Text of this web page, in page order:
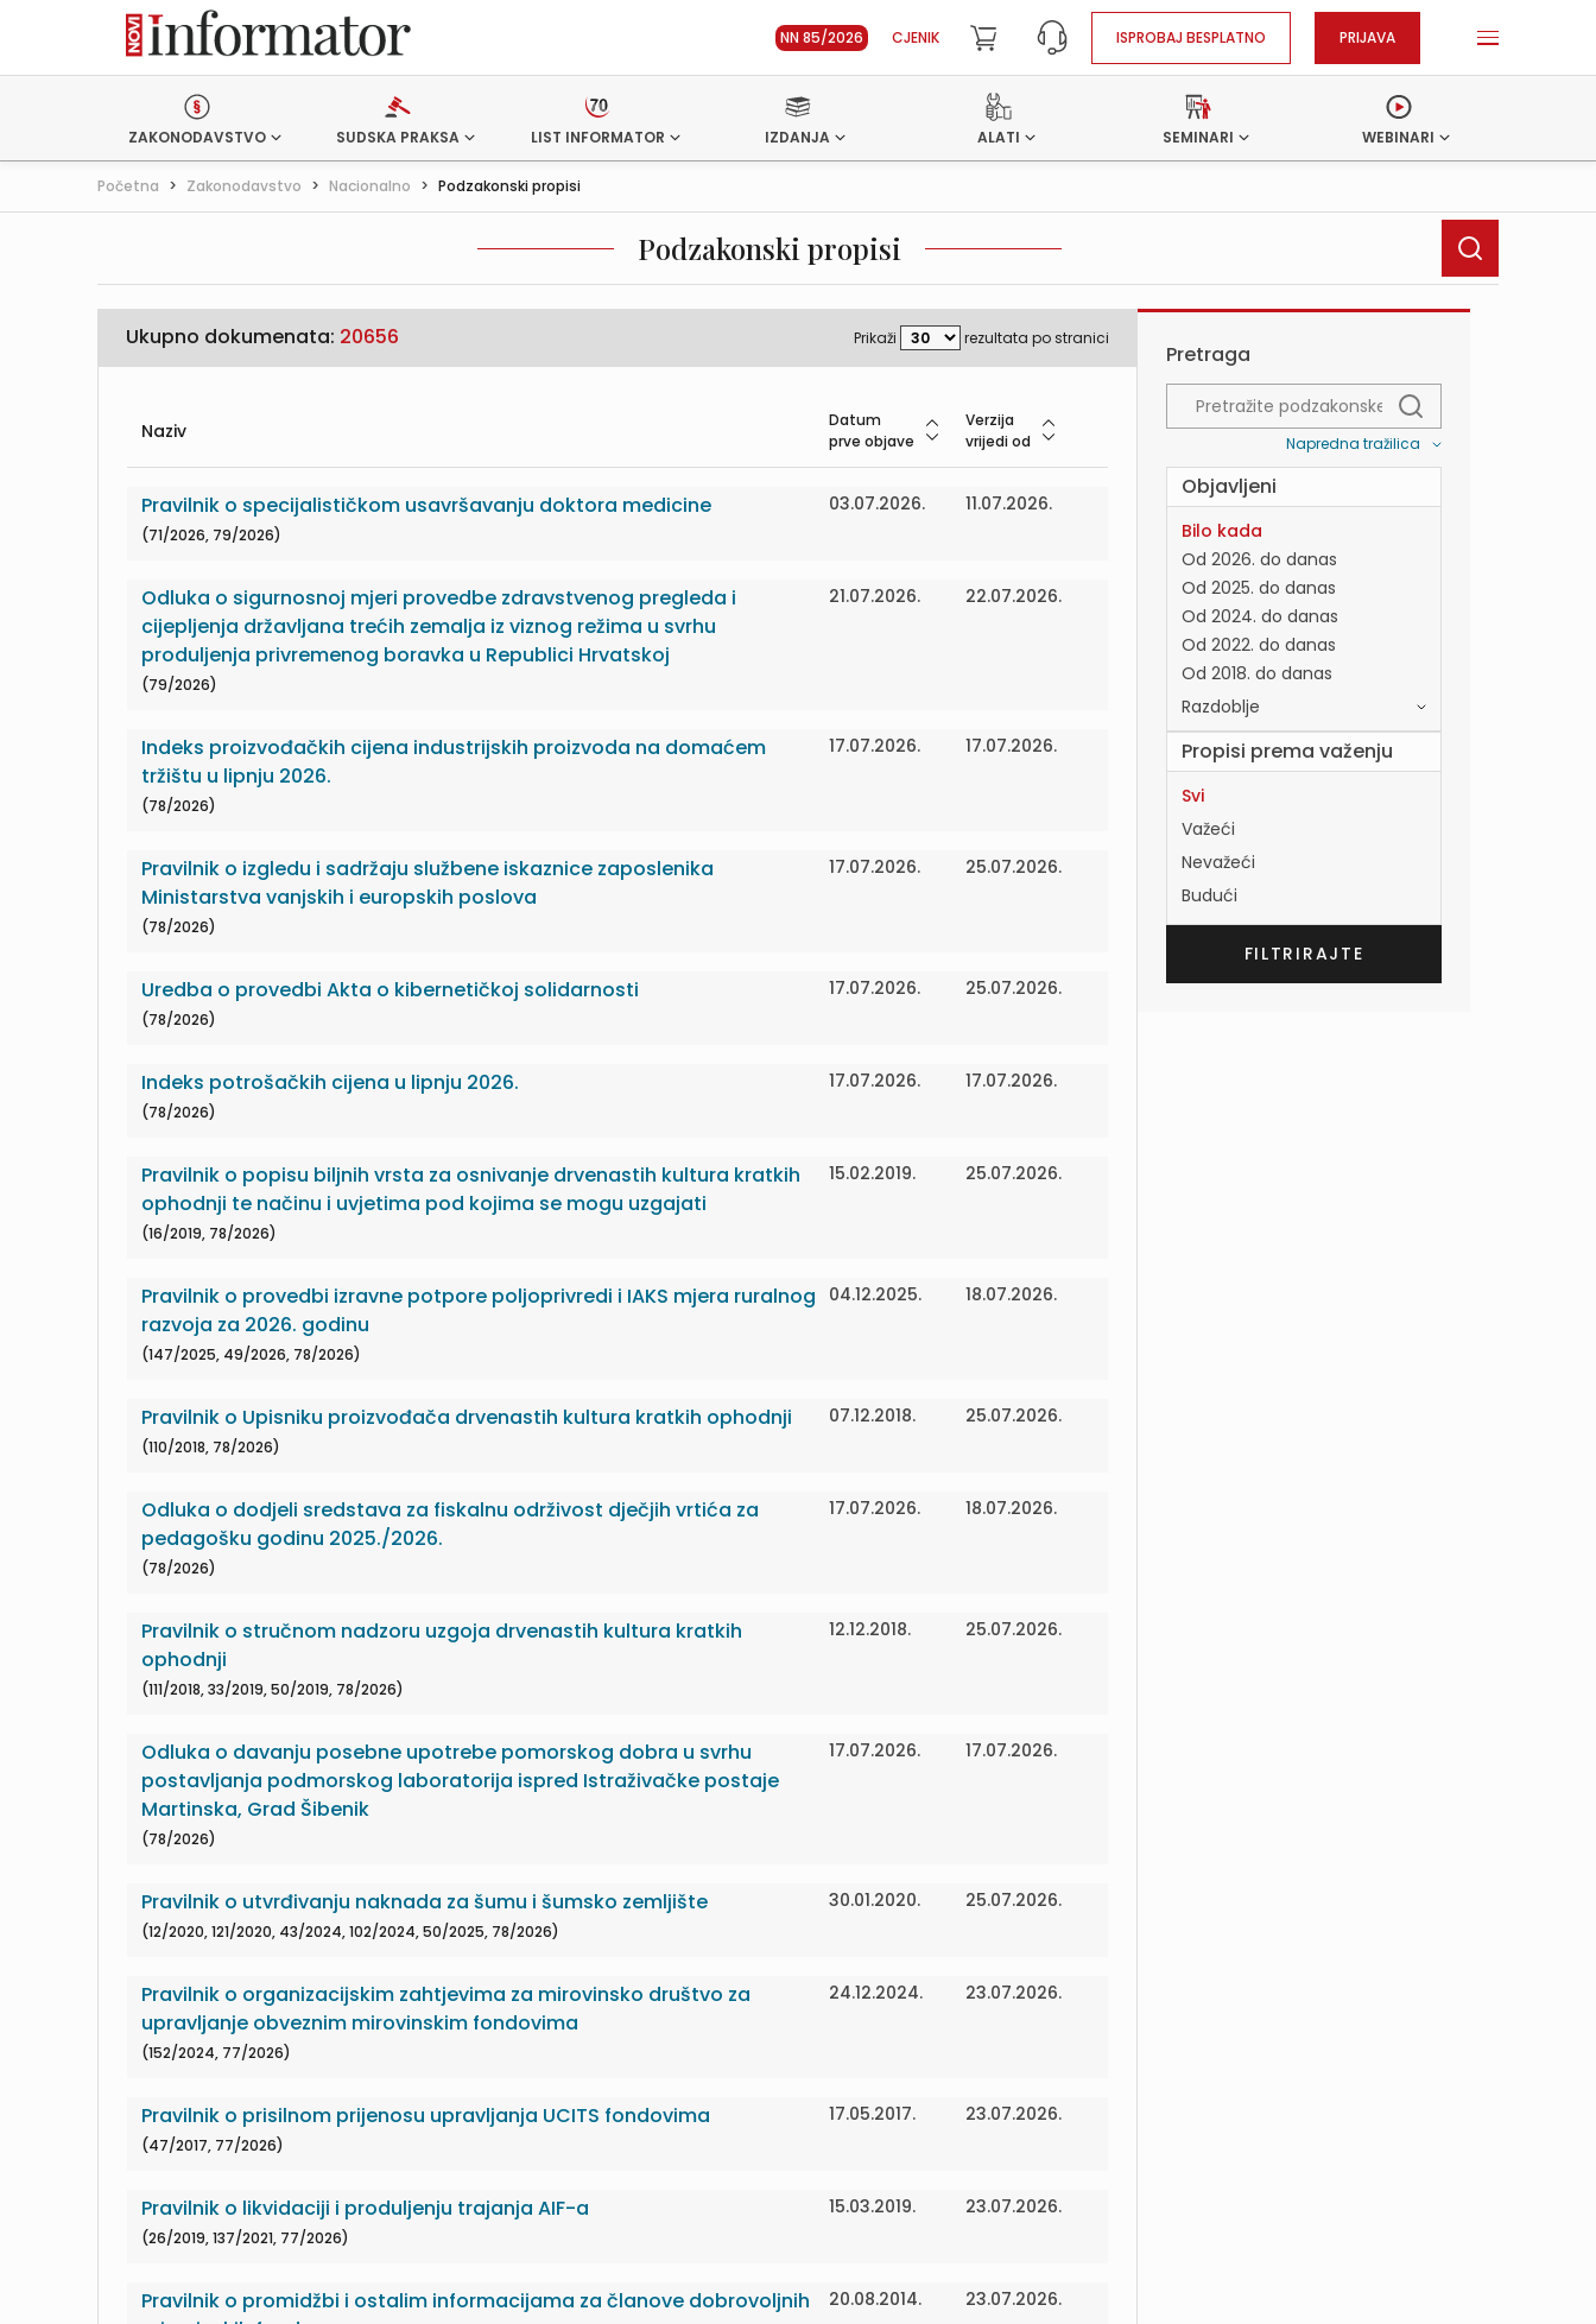
NN 85/2026 CJENIK ISPROBAJ BESPLATNO PRIJAVA
ZAKONODAVSTVO SUDSKA PRAKSA LIST INFORMATOR IZDANJA ALATI SEMINARI WEBINARI
Početna > Zakonodavstvo > Nacionalno > Podzakonski propisi
Podzakonski propisi
Ukupno dokumenata: 20656 Prikaži rezultata po stranici
Naziv
Datum
prve objave
Verzija
vrijedi od
Pravilnik o specijalističkom usavršavanju doktora medicine
(71/2026, 79/2026)
03.07.2026. 11.07.2026.
Odluka o sigurnosnoj mjeri provedbe zdravstvenog pregleda i
cijepljenja državljana trećih zemalja iz viznog režima u svrhu
produljenja privremenog boravka u Republici Hrvatskoj
(79/2026)
21.07.2026. 22.07.2026.
Indeks proizvođačkih cijena industrijskih proizvoda na domaćem
tržištu u lipnju 2026.
(78/2026)
17.07.2026. 17.07.2026.
Pravilnik o izgledu i sadržaju službene iskaznice zaposlenika
Ministarstva vanjskih i europskih poslova
(78/2026)
17.07.2026. 25.07.2026.
Uredba o provedbi Akta o kibernetičkoj solidarnosti
(78/2026)
17.07.2026. 25.07.2026.
Indeks potrošačkih cijena u lipnju 2026.
(78/2026)
17.07.2026. 17.07.2026.
Pravilnik o popisu biljnih vrsta za osnivanje drvenastih kultura kratkih
ophodnji te načinu i uvjetima pod kojima se mogu uzgajati
(16/2019, 78/2026)
15.02.2019. 25.07.2026.
Pravilnik o provedbi izravne potpore poljoprivredi i IAKS mjera ruralnog
razvoja za 2026. godinu
(147/2025, 49/2026, 78/2026)
04.12.2025. 18.07.2026.
Pravilnik o Upisniku proizvođača drvenastih kultura kratkih ophodnji
(110/2018, 78/2026)
07.12.2018. 25.07.2026.
Odluka o dodjeli sredstava za fiskalnu održivost dječjih vrtića za
pedagošku godinu 2025./2026.
(78/2026)
17.07.2026. 18.07.2026.
Pravilnik o stručnom nadzoru uzgoja drvenastih kultura kratkih
ophodnji
(111/2018, 33/2019, 50/2019, 78/2026)
12.12.2018. 25.07.2026.
Odluka o davanju posebne upotrebe pomorskog dobra u svrhu
postavljanja podmorskog laboratorija ispred Istraživačke postaje
Martinska, Grad Šibenik
(78/2026)
17.07.2026. 17.07.2026.
Pravilnik o utvrđivanju naknada za šumu i šumsko zemljište
(12/2020, 121/2020, 43/2024, 102/2024, 50/2025, 78/2026)
30.01.2020. 25.07.2026.
Pravilnik o organizacijskim zahtjevima za mirovinsko društvo za
upravljanje obveznim mirovinskim fondovima
(152/2024, 77/2026)
24.12.2024. 23.07.2026.
Pravilnik o prisilnom prijenosu upravljanja UCITS fondovima
(47/2017, 77/2026)
17.05.2017. 23.07.2026.
Pravilnik o likvidaciji i produljenju trajanja AIF-a
(26/2019, 137/2021, 77/2026)
15.03.2019. 23.07.2026.
Pravilnik o promidžbi i ostalim informacijama za članove dobrovoljnih
20.08.2014. 23.07.2026.
Pretraga
Napredna tražilica
Objavljeni
Bilo kada
Od 2026. do danas
Od 2025. do danas
Od 2024. do danas
Od 2022. do danas
Od 2018. do danas
Razdoblje
Propisi prema važenju
Svi
Važeći
Nevažeći
Budući